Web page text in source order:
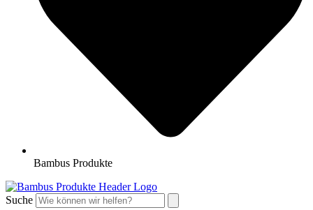
Bambus Produkte
Suche